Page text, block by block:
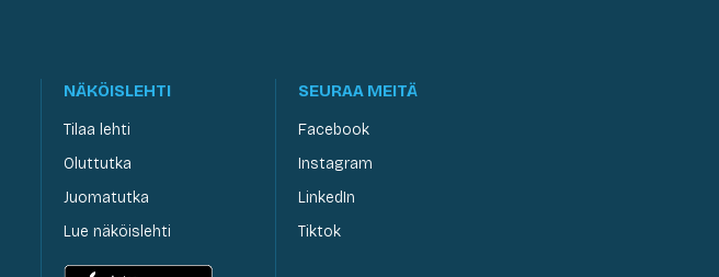
NÄKÖISLEHTI
Tilaa lehti
Oluttutka
Juomatutka
Lue näköislehti
SEURAA MEITÄ
Facebook
Instagram
LinkedIn
Tiktok